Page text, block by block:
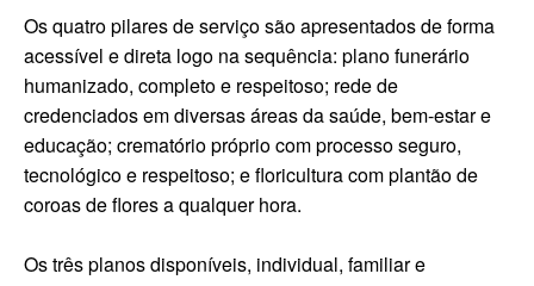
Os quatro pilares de serviço são apresentados de forma
acessível e direta logo na sequência: plano funerário
humanizado, completo e respeitoso; rede de
credenciados em diversas áreas da saúde, bem-estar e
educação; crematório próprio com processo seguro,
tecnológico e respeitoso; e floricultura com plantão de
coroas de flores a qualquer hora.
Os três planos disponíveis, individual, familiar e